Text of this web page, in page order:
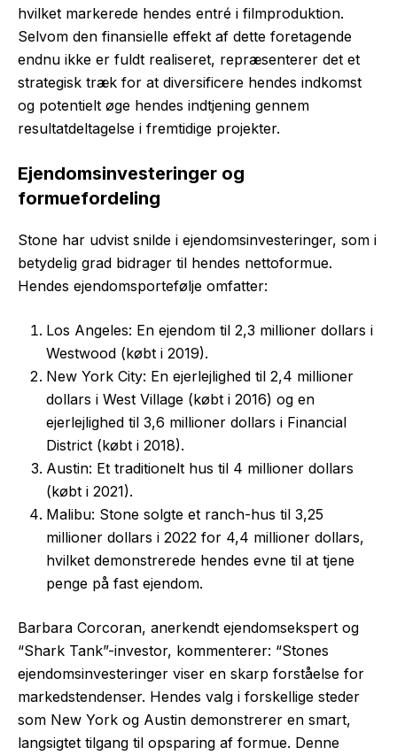
hvilket markerede hendes entré i filmproduktion.
Selvom den finansielle effekt af dette foretagende
endnu ikke er fuldt realiseret, repræsenterer det et
strategisk træk for at diversificere hendes indkomst
og potentielt øge hendes indtjening gennem
resultatdeltagelse i fremtidige projekter.
Ejendomsinvesteringer og
formuefordeling
Stone har udvist snilde i ejendomsinvesteringer, som i
betydelig grad bidrager til hendes nettoformue.
Hendes ejendomsportefølje omfatter:
Los Angeles: En ejendom til 2,3 millioner dollars i
Westwood (købt i 2019).
New York City: En ejerlejlighed til 2,4 millioner
dollars i West Village (købt i 2016) og en
ejerlejlighed til 3,6 millioner dollars i Financial
District (købt i 2018).
Austin: Et traditionelt hus til 4 millioner dollars
(købt i 2021).
Malibu: Stone solgte et ranch-hus til 3,25
millioner dollars i 2022 for 4,4 millioner dollars,
hvilket demonstrerede hendes evne til at tjene
penge på fast ejendom.
Barbara Corcoran, anerkendt ejendomsekspert og
“Shark Tank”-investor, kommenterer: “Stones
ejendomsinvesteringer viser en skarp forståelse for
markedstendenser. Hendes valg i forskellige steder
som New York og Austin demonstrerer en smart,
langsigtet tilgang til opsparing af formue. Denne